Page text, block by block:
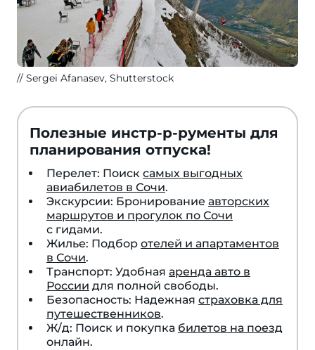
Sergei Afanasev, Shutterstock
Полезные инстр-р-рументы для
планирования отпуска!
Перелет: Поиск самых выгодных
авиабилетов в Сочи.
Экскурсии: Бронирование авторских
маршрутов и прогулок по Сочи
с гидами.
Жилье: Подбор отелей и апартаментов
в Сочи.
Транспорт: Удобная аренда авто в
России для полной свободы.
Безопасность: Надежная страховка для
путешественников.
Ж/д: Поиск и покупка билетов на поезд
онлайн.